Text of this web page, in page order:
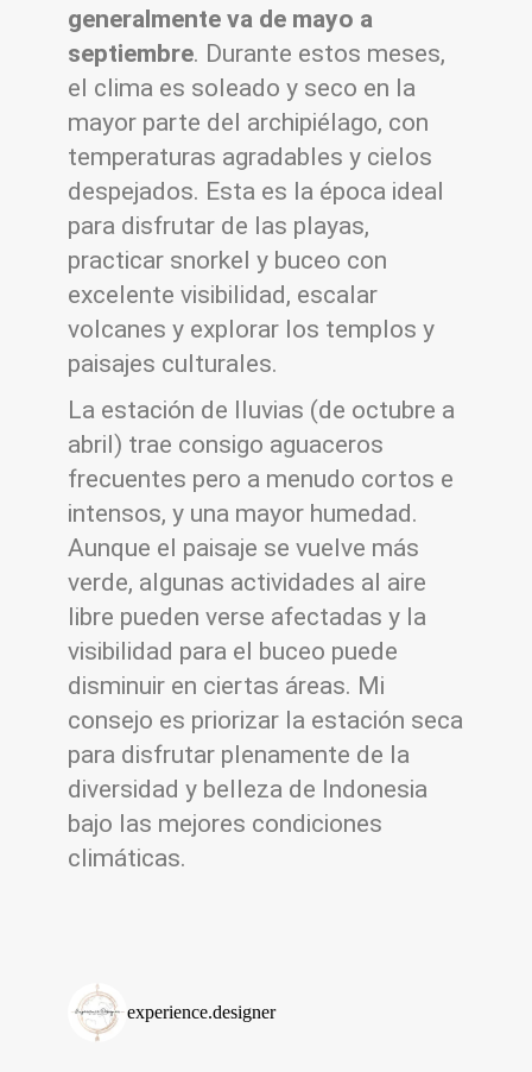
generalmente va de mayo a
septiembre. Durante estos meses,
el clima es soleado y seco en la
mayor parte del archipiélago, con
temperaturas agradables y cielos
despejados. Esta es la época ideal
para disfrutar de las playas,
practicar snorkel y buceo con
excelente visibilidad, escalar
volcanes y explorar los templos y
paisajes culturales.
La estación de lluvias (de octubre a
abril) trae consigo aguaceros
frecuentes pero a menudo cortos e
intensos, y una mayor humedad.
Aunque el paisaje se vuelve más
verde, algunas actividades al aire
libre pueden verse afectadas y la
visibilidad para el buceo puede
disminuir en ciertas áreas. Mi
consejo es priorizar la estación seca
para disfrutar plenamente de la
diversidad y belleza de Indonesia
bajo las mejores condiciones
climáticas.
experience.designer